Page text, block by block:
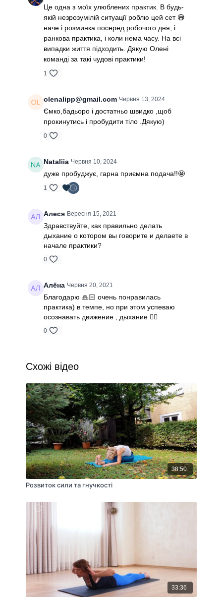
Це одна з моїх улюблених практик. В будь-
якій незрозумілій ситуації роблю цей сет 😅
наче і розминка посеред робочого дня, і
ранкова практика, і коли нема часу. На всі
випадки життя підходить. Дякую Олені
команді за такі чудові практики!
1
olenalipp@gmail.com Червня 13, 2024
Ємко,бадьоро і достатньо швидко ,щоб
прокинутись і пробудити тіло .Дякую)
0
Nataliia Червня 10, 2024
дуже пробуджує, гарна приємна подача!!🤩
1
Алеся Вересня 15, 2021
Здравствуйте, как правильно делать
дыхание о котором вы говорите и делаете в
начале практики?
0
Алёна Червня 20, 2021
Благодарю 🙏🏻 очень понравилась
практика) в темпе, но при этом успеваю
осознавать движение , дыхание 🧘‍♀️
0
Схожі відео
38:50
Розвиток сили та гнучкості
33:36